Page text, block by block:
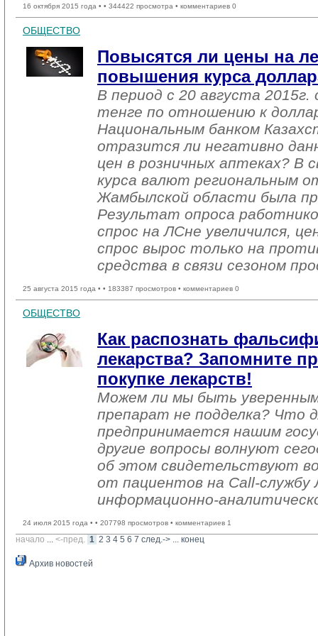
16 октября 2015 года • • 344422 просмотра • комментариев 0
ОБЩЕСТВО
Повысятся ли цены на
повышения курса
В период с 20 августа
тенге по отношению к
Национальным банком
отразится ли негативно
цен в розничных аптеках? В
курса валют региональным
Жамбылской области была
Результат опроса
спрос на ЛСне увеличился,
спрос вырос только на
средства в связи сезоном
25 августа 2015 года • • 183387 просмотров • комментариев 0
ОБЩЕСТВО
Как распознать
лекарства? Запомните
покупке лекарств!
Можем ли мы быть
препарат не подделка? Что
предпринимается нашим
другие вопросы волнуют
об этом свидетельствуют
от пациентов на Call-службу
информационно-
24 июля 2015 года • • 207798 просмотров • комментариев 1
начало ... <-пред. 1 2 3 4 5 6 7 след.-> ... конец
Архив новостей